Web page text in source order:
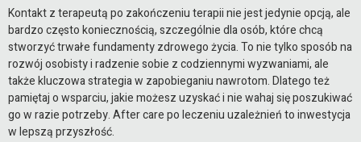
Kontakt z terapeutą po zakończeniu terapii nie jest jedynie opcją, ale
bardzo często koniecznością, szczególnie dla osób, które chcą
stworzyć trwałe fundamenty zdrowego życia. To nie tylko sposób na
rozwój osobisty i radzenie sobie z codziennymi wyzwaniami, ale
także kluczowa strategia w zapobieganiu nawrotom. Dlatego też
pamiętaj o wsparciu, jakie możesz uzyskać i nie wahaj się poszukiwać
go w razie potrzeby. After care po leczeniu uzależnień to inwestycja
w lepszą przyszłość.